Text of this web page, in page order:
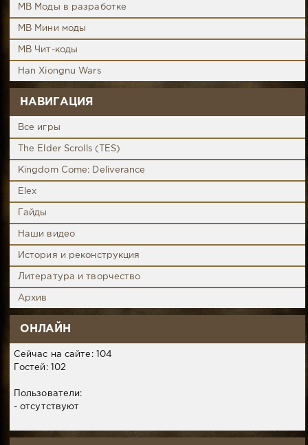
MB Моды в разработке
MB Мини моды
MB Чит-коды
Han Xiongnu Wars
НАВИГАЦИЯ
Все игры
The Elder Scrolls (TES)
Kingdom Come: Deliverance
Elex
Гайды
Наши видео
История и реконструкция
Литература и творчество
Архив
ОНЛАЙН
Сейчас на сайте: 104
Гостей: 102
Пользователи:
- отсутствуют